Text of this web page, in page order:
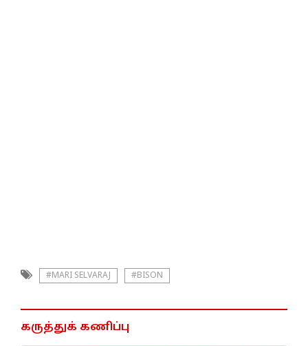
#MARI SELVARAJ #BISON
கருத்துக் கணிப்பு